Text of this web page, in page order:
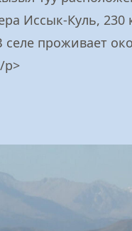
Иссык-Куль, 230
проживает
p>